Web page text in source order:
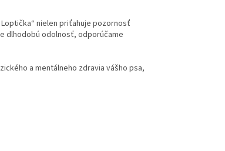
nielen priťahuje pozornosť
dlhodobú odolnosť, odporúčame
a mentálneho zdravia vášho psa,